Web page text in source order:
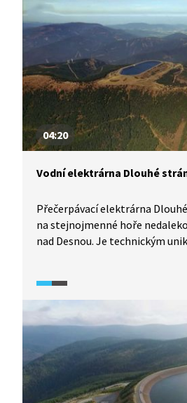
04:20
Vodní elektrárna Dlouhé
Přečerpávací elektrárna
na stejnojmenné hoře
nad Desnou. Je technickým
a do provozu byla uvedena až o
Srdcem elektrárny jsou dvě
turbíny, největší v Evropě.
funguje.